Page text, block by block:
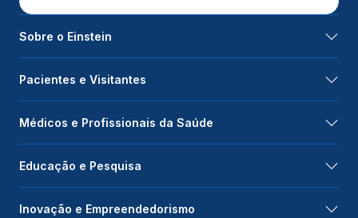
Sobre o Einstein
Pacientes e Visitantes
Médicos e Profissionais da Saúde
Educação e Pesquisa
Inovação e Empreendedorismo